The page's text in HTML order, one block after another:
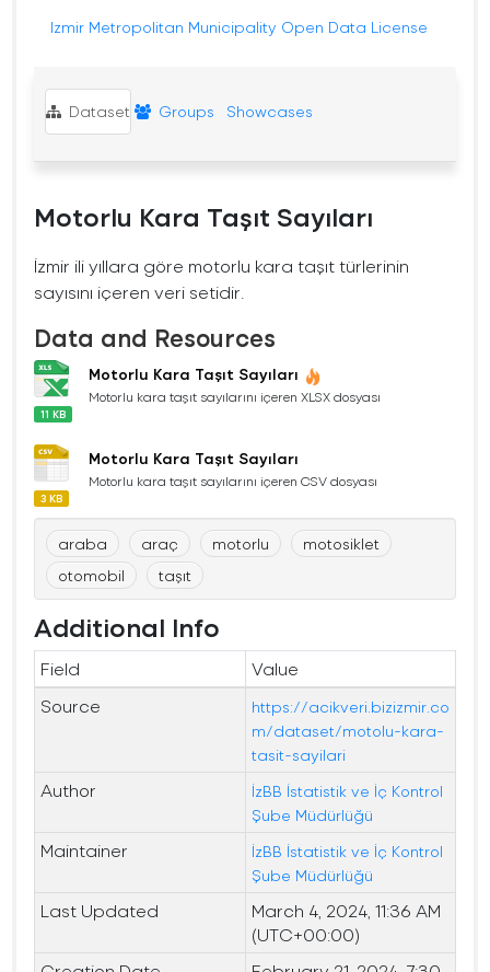
Izmir Metropolitan Municipality Open Data License
Dataset Groups Showcases
Motorlu Kara Taşıt Sayıları
İzmir ili yıllara göre motorlu kara taşıt türlerinin
sayısını içeren veri setidir.
Data and Resources
Motorlu Kara Taşıt Sayıları
Motorlu kara taşıt sayılarını içeren XLSX dosyası
11 KB
Motorlu Kara Taşıt Sayıları
Motorlu kara taşıt sayılarını içeren CSV dosyası
3 KB
araba araç motorlu
motosiklet
otomobil
taşıt
Additional Info
Field
Value
Source
https://acikveri.bizizmir.co
m/dataset/motolu-kara-
tasit-sayilari
Author
İzBB İstatistik ve İç Kontrol
Şube Müdürlüğü
Maintainer
İzBB İstatistik ve İç Kontrol
Şube Müdürlüğü
Last Updated
March 4, 2024, 11:36 AM
(UTC+00:00)